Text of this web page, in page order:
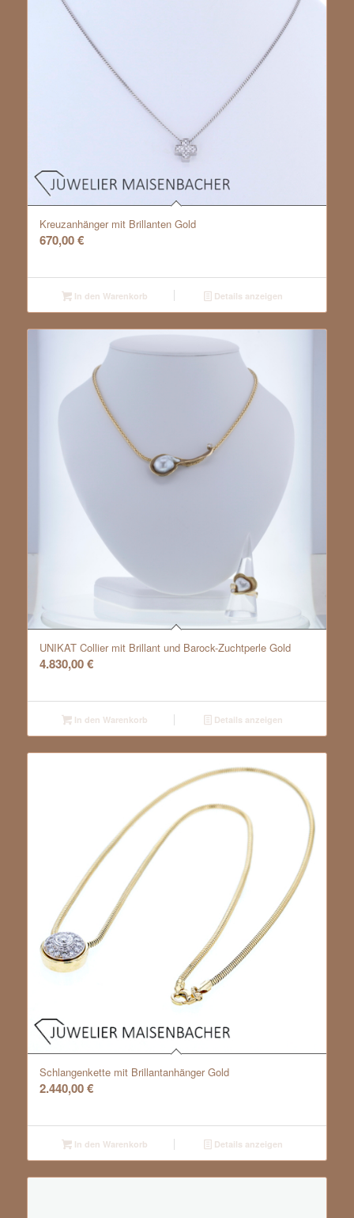
Kreuzanhänger mit Brillanten Gold
670,00€
In den Warenkorb Details anzeigen
UNIKAT Collier mit Brillant und Barock-Zuchtperle Gold
4.830,00€
In den Warenkorb Details anzeigen
Schlangenkette mit Brillantanhänger Gold
2.440,00€
In den Warenkorb Details anzeigen